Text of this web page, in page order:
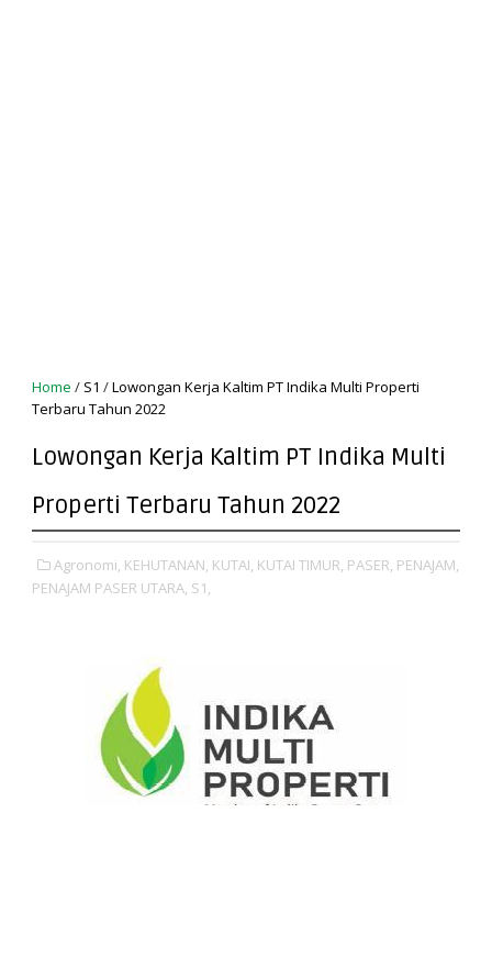
Home / S1 /Lowongan Kerja Kaltim PT Indika Multi Properti
Terbaru Tahun 2022
Lowongan Kerja Kaltim PT Indika Multi
Properti Terbaru Tahun 2022
Agronomi, KEHUTANAN, KUTAI, KUTAI TIMUR, PASER, PENAJAM,
PENAJAM PASER UTARA, S1,